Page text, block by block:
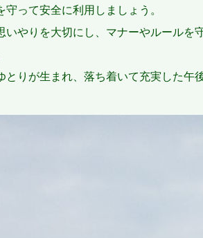
って安全に利用しましょう。
やりを大切にし、マナーやルールを
りが生まれ、落ち着いて充実した午